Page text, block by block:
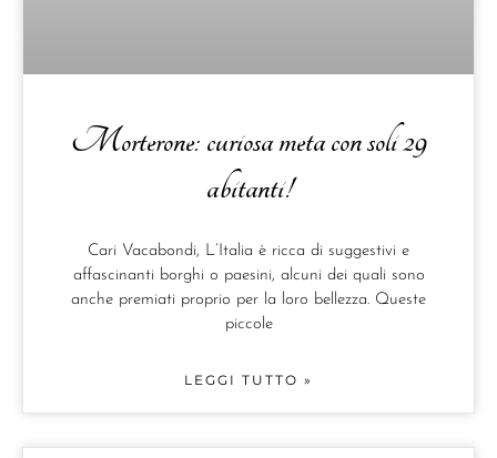
Morterone: curiosa meta con soli 29
abitanti!
Cari Vacabondi, L’Italia è ricca di suggestivi e
affascinanti borghi o paesini, alcuni dei quali sono
anche premiati proprio per la loro bellezza. Queste
piccole
LEGGI TUTTO »